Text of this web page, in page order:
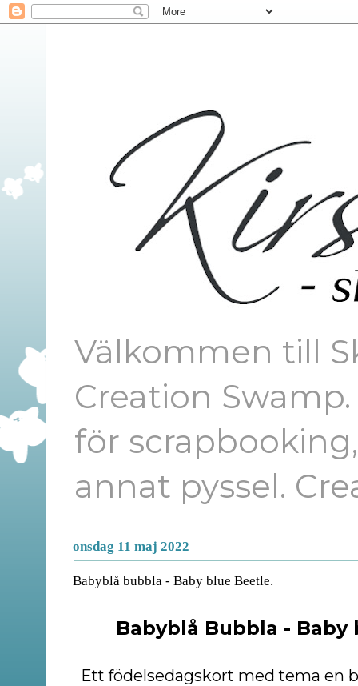
Välkommen till
Creation
för
annat pyssel.
onsdag 11 maj 2022
Babyblå bubbla - Baby blue Beetle.
Babyblå Bubbla -
Ett födelsedagskort med tema en